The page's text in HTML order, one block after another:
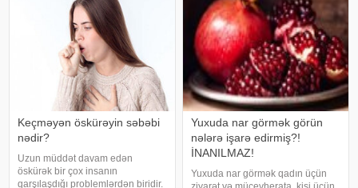
Keçməyən öskürəyin səbəbi
nədir?
Uzun müddət davam edən
öskürək bir çox insanın
qarşılaşdığı problemlərdən biridir.
Yuxuda nar görmək görün
nələrə işarə edirmiş?!
İNANILMAZ!
Yuxuda nar görmək qadın üçün